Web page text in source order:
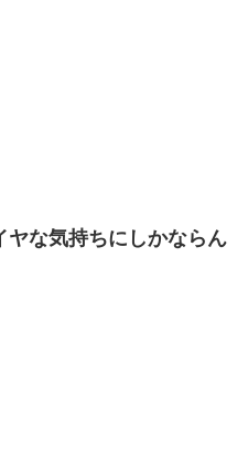
ヤな気持ちにしかならん